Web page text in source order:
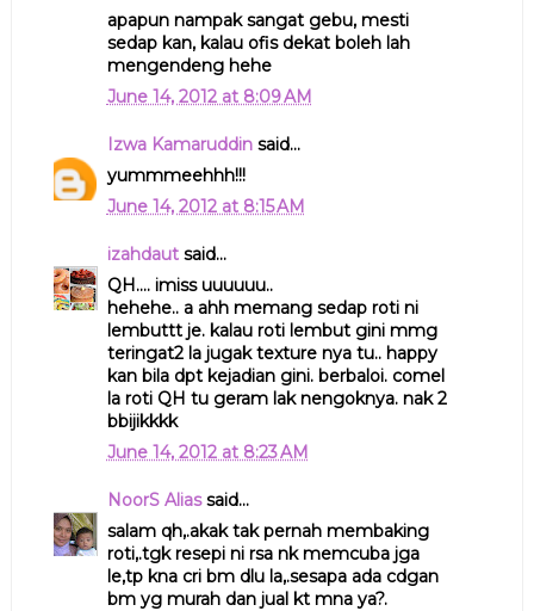
apapun nampak sangat gebu, mesti
sedap kan, kalau ofis dekat boleh lah
mengendeng hehe
June 14, 2012 at 8:09 AM
Izwa Kamaruddinsaid...
yummmeehhh!!!
June 14, 2012 at 8:15 AM
izahdautsaid...
QH.... imiss uuuuuu..
hehehe.. a ahh memang sedap roti ni
lembuttt je. kalau roti lembut gini mmg
teringat2 la jugak texture nya tu.. happy
kan bila dpt kejadian gini. berbaloi. comel
la roti QH tu geram lak nengoknya. nak 2
bbijikkkk
June 14, 2012 at 8:23 AM
NoorS Aliassaid...
salam qh,.akak tak pernah membaking
roti,.tgk resepi ni rsa nk memcuba jga
le,tp kna cri bm dlu la,.sesapa ada cdgan
bm yg murah dan jual kt mna ya?.